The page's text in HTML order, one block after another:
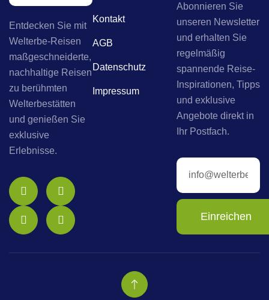
Entdecken Sie mit
Welterbe-Reisen
maßgeschneiderte,
nachhaltige Reisen
zu berühmten
Welterbestätten
und genießen Sie
exklusive
Erlebnisse.
Kontakt
AGB
Datenschutz
Impressum
Abonnieren Sie
unseren Newsletter
und erhalten Sie
regelmäßig
spannende Reise-
Inspirationen, Tipps
und exklusive
Angebote direkt in
Ihr Postfach.
Einreichen